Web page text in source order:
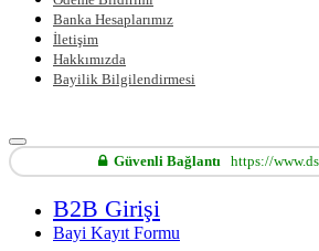
Banka Hesaplarımız
İletişim
Hakkımızda
Bayilik Bilgilendirmesi
Güvenli Bağlantıhttps://
B2B Girişi
Bayi Kayıt Formu